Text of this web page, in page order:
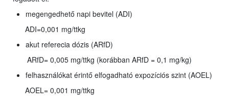
megengedhető napi bevitel (ADI)
ADI=0,001 mg/ttkg
akut referecia dózis (ARfD)
ARfD= 0,005 mg/ttkg (korábban ARfD = 0,1 mg/kg)
felhasználókat érintő elfogadható expozíciós szint (AOEL)
AOEL= 0,001 mg/ttkg